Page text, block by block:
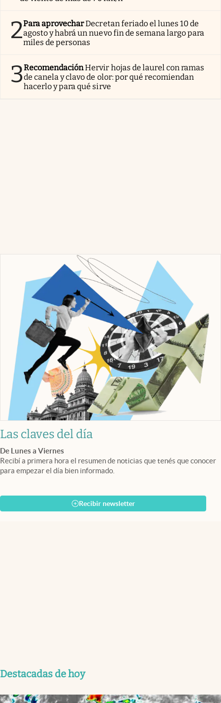
2Para aprovecharDecretan feriado el lunes 10 de
agosto y habrá un nuevo fin de semana largo para
miles de personas
3RecomendaciónHervir hojas de laurel con ramas
de canela y clavo de olor: por qué recomiendan
hacerlo y para qué sirve
Las claves del día
De Lunes a Viernes
Recibí a primera hora el resumen de noticias que tenés que conocer
para empezar el día bien informado.
Recibir newsletter
Destacadas de hoy